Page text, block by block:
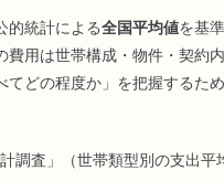
的統計による全国平均値を基準
費用は世帯構成・物件・契約
てどの程度か」を把握するた
調査」（世帯類型別の支出平